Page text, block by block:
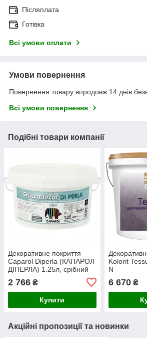
Післяплата
Готівка
Всі умови оплати
Умови повернення
Повернення товару впродовж 14 днів
Всі умови повернення
Подібні товари компанії
Декоративне покриття
Caparol Diperla (КАПАРОЛ
ДІПЕРЛА) 1.25л, срібний
2 766 ₴
Купити
Kolorit
N
6 670₴
Акційні пропозиції та новинки